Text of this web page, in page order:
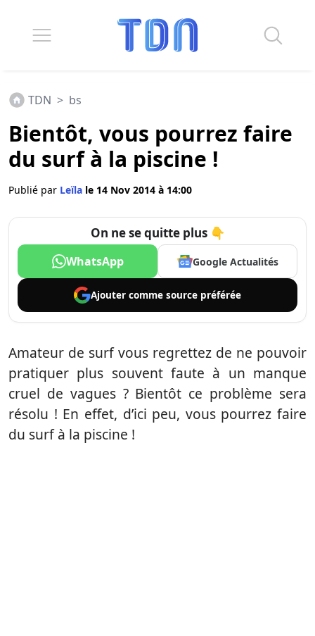
TDN > bs
Bientôt, vous pourrez faire
du surf à la piscine !
Publié par Leïla le 14 Nov 2014 à 14:00
On ne se quitte plus 👇
WhatsApp Google Actualités
Ajouter comme source préférée
Amateur de surf vous regrettez de ne pouvoir
pratiquer plus souvent faute à un manque
cruel de vagues ? Bientôt ce problème sera
résolu ! En effet, d’ici peu, vous pourrez faire
du surf à la piscine !